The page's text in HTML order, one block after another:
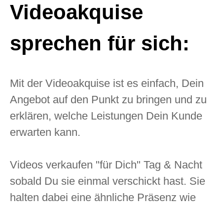
Videoakquise
sprechen für sich:
Mit der Videoakquise ist es einfach, Dein
Angebot auf den Punkt zu bringen und zu
erklären, welche Leistungen Dein Kunde
erwarten kann.
Videos verkaufen "für Dich" Tag & Nacht
sobald Du sie einmal verschickt hast. Sie
halten dabei eine ähnliche Präsenz wie